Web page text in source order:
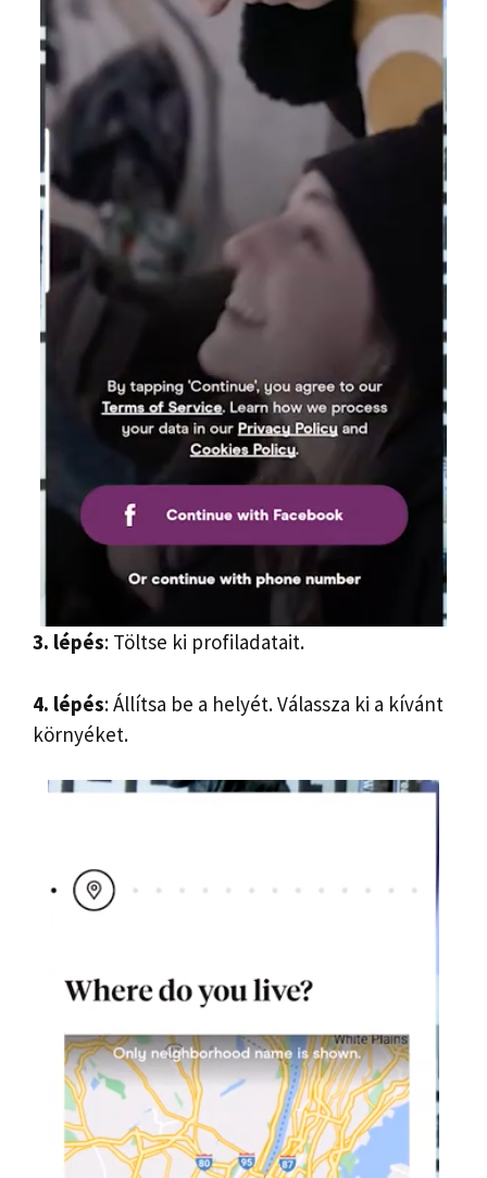
3. lépés: Töltse ki profiladatait.
4. lépés: Állítsa be a helyét. Válassza ki a kívánt
környéket.